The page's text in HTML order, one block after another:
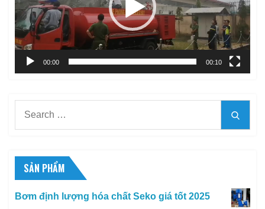
00:00 00:10
SẢN PHẨM
Bơm định lượng hóa chất Seko giá tốt 2025